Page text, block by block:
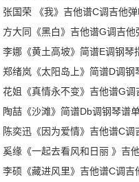
张国荣 《我》吉他谱C调吉他
方大同《黑白》吉他谱G调吉他
李娜《黄土高坡》简谱E调钢琴
郑绪岚《太阳岛上》简谱D调钢
花姐《真情永不变》吉他谱G调
陶喆《沙滩》简谱Db调钢琴谱
陈奕迅《因为爱情》吉他谱C调
奚缘《一起去看风和日丽 》吉
李硕《藏进风里》吉他谱C调吉